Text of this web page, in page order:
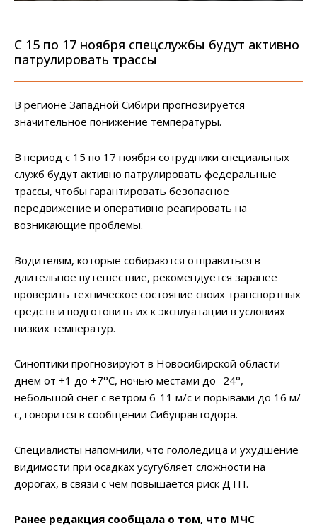
С 15 по 17 ноября спецслужбы будут активно
патрулировать трассы
В регионе Западной Сибири прогнозируется
значительное понижение температуры.
В период с 15 по 17 ноября сотрудники специальных
служб будут активно патрулировать федеральные
трассы, чтобы гарантировать безопасное
передвижение и оперативно реагировать на
возникающие проблемы.
Водителям, которые собираются отправиться в
длительное путешествие, рекомендуется заранее
проверить техническое состояние своих транспортных
средств и подготовить их к эксплуатации в условиях
низких температур.
Синоптики прогнозируют в Новосибирской области
днем от +1 до +7°С, ночью местами до -24°,
небольшой снег с ветром 6-11 м/с и порывами до 16 м/
с, говорится в сообщении Сибуправтодора.
Специалисты напомнили, что гололедица и ухудшение
видимости при осадках усугубляет сложности на
дорогах, в связи с чем повышается риск ДТП.
Ранее редакция сообщала о том, что МЧС